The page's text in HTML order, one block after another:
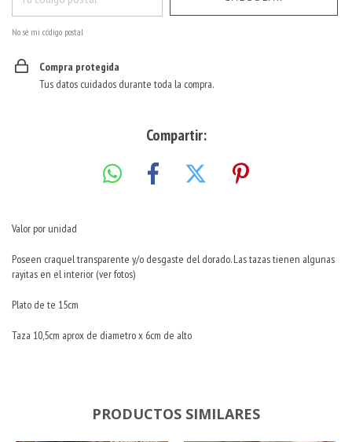
No sé mi código postal
Compra protegida
Tus datos cuidados durante toda la compra.
Compartir:
Valor por unidad
Poseen craquel transparente y/o desgaste del dorado. Las tazas tienen algunas
rayitas en el interior (ver fotos)
Plato de te 15cm
Taza 10,5cm aprox de diametro x 6cm de alto
PRODUCTOS SIMILARES